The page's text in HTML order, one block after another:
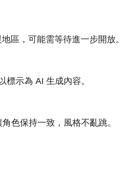
區，可能需等待進一步開放。
示為 AI 生成內容。
色保持一致，風格不亂跳。